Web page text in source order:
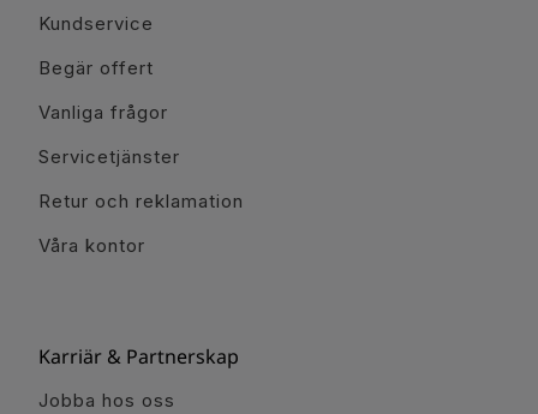
Kundservice
Begär offert
Vanliga frågor
Servicetjänster
Retur och reklamation
Våra kontor
Karriär & Partnerskap
Jobba hos oss